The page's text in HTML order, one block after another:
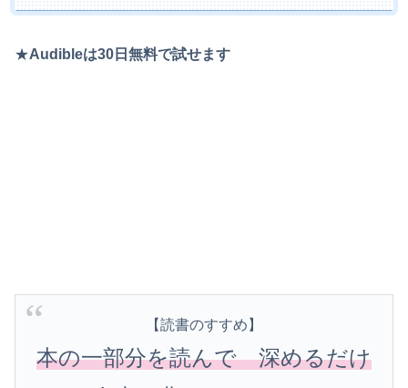
★Audibleは30日無料で試せます
【読書のすすめ】
本の一部分を読んで 深めるだけ